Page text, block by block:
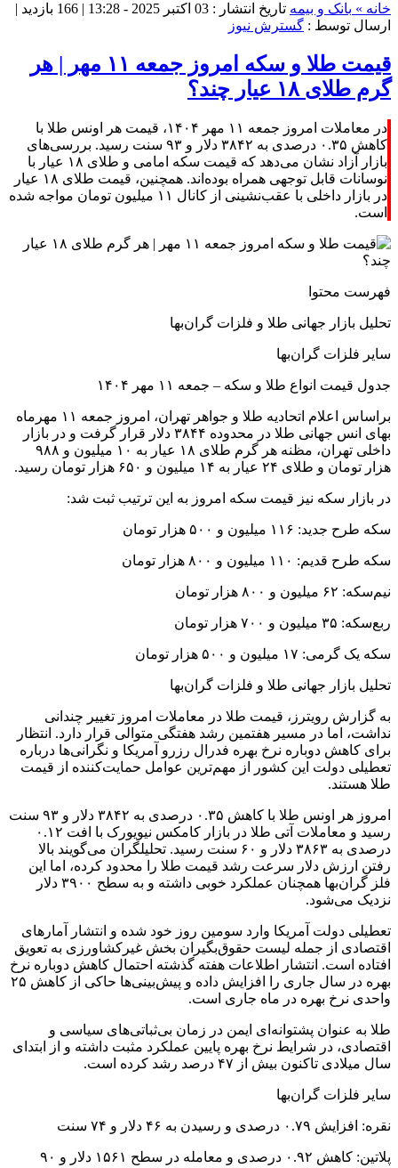
خانه » بانک و بیمه تاریخ انتشار : 03 اکتبر 2025 - 13:28 | 166 بازدید
|
ارسال توسط : گسترش نیوز
قیمت طلا و سکه امروز جمعه ۱۱ مهر | هر
گرم طلای ۱۸ عیار چند؟
در معاملات امروز جمعه ۱۱ مهر ۱۴۰۴، قیمت هر اونس طلا با
کاهش ۰.۳۵ درصدی به ۳۸۴۲ دلار و ۹۳ سنت رسید. بررسی‌های
بازار آزاد نشان می‌دهد که قیمت سکه امامی و طلای ۱۸ عیار با
نوسانات قابل توجهی همراه بوده‌اند. همچنین، قیمت طلای ۱۸ عیار
در بازار داخلی با عقب‌نشینی از کانال ۱۱ میلیون تومان مواجه شده
است.
فهرست محتوا
تحلیل بازار جهانی طلا و فلزات گران‌بها
سایر فلزات گران‌بها
جدول قیمت انواع طلا و سکه – جمعه ۱۱ مهر ۱۴۰۴
براساس اعلام اتحادیه طلا و جواهر تهران، امروز جمعه ۱۱ مهرماه
بهای انس جهانی طلا در محدوده ۳۸۴۴ دلار قرار گرفت و در بازار
داخلی تهران، مظنه هر گرم طلای ۱۸ عیار به ۱۰ میلیون و ۹۸۸
هزار تومان و طلای ۲۴ عیار به ۱۴ میلیون و ۶۵۰ هزار تومان رسید.
در بازار سکه نیز قیمت سکه امروز به این ترتیب ثبت شد:
سکه طرح جدید: ۱۱۶ میلیون و ۵۰۰ هزار تومان
سکه طرح قدیم: ۱۱۰ میلیون و ۸۰۰ هزار تومان
نیم‌سکه: ۶۲ میلیون و ۸۰۰ هزار تومان
ربع‌سکه: ۳۵ میلیون و ۷۰۰ هزار تومان
سکه یک گرمی: ۱۷ میلیون و ۵۰۰ هزار تومان
تحلیل بازار جهانی طلا و فلزات گران‌بها
به گزارش رویترز، قیمت طلا در معاملات امروز تغییر چندانی
نداشت، اما در مسیر هفتمین رشد هفتگی متوالی قرار دارد. انتظار
برای کاهش دوباره نرخ بهره فدرال رزرو آمریکا و نگرانی‌ها درباره
تعطیلی دولت این کشور از مهم‌ترین عوامل حمایت‌کننده از قیمت
طلا هستند.
امروز هر اونس طلا با کاهش ۰.۳۵ درصدی به ۳۸۴۲ دلار و ۹۳ سنت
رسید و معاملات آتی طلا در بازار کامکس نیویورک با افت ۰.۱۲
درصدی به ۳۸۶۳ دلار و ۶۰ سنت رسید. تحلیلگران می‌گویند بالا
رفتن ارزش دلار سرعت رشد قیمت طلا را محدود کرده، اما این
فلز گران‌بها همچنان عملکرد خوبی داشته و به سطح ۳۹۰۰ دلار
نزدیک می‌شود.
تعطیلی دولت آمریکا وارد سومین روز خود شده و انتشار آمارهای
اقتصادی از جمله لیست حقوق‌بگیران بخش غیرکشاورزی به تعویق
افتاده است. انتشار اطلاعات هفته گذشته احتمال کاهش دوباره نرخ
بهره در سال جاری را افزایش داده و پیش‌بینی‌ها حاکی از کاهش ۲۵
واحدی نرخ بهره در ماه جاری است.
طلا به عنوان پشتوانه‌ای ایمن در زمان بی‌ثباتی‌های سیاسی و
اقتصادی، در شرایط نرخ بهره پایین عملکرد مثبت داشته و از ابتدای
سال میلادی تاکنون بیش از ۴۷ درصد رشد کرده است.
سایر فلزات گران‌بها
نقره: افزایش ۰.۷۹ درصدی و رسیدن به ۴۶ دلار و ۷۴ سنت
پلاتین: کاهش ۰.۹۲ درصدی و معامله در سطح ۱۵۶۱ دلار و ۹۰